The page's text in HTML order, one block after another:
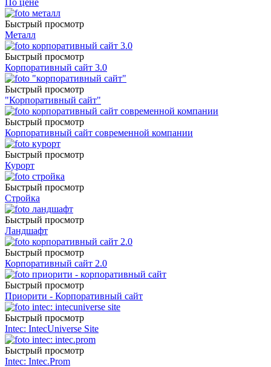
Быстрый просмотр
Металл
Быстрый просмотр
Корпоративный сайт 3.0
Быстрый просмотр
"Корпоративный сайт"
Быстрый просмотр
Корпоративный сайт современной компании
Быстрый просмотр
Курорт
Быстрый просмотр
Стройка
Быстрый просмотр
Ландшафт
Быстрый просмотр
Корпоративный сайт 2.0
Быстрый просмотр
Приорити - Корпоративный сайт
Быстрый просмотр
Intec: IntecUniverse Site
Быстрый просмотр
Intec: Intec.Prom